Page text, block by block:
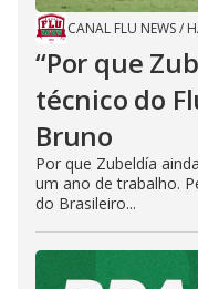
CANAL FLU NEWS/
“Por que
técnico do
Bruno
Por que Zubeldía
um ano de trabalho.
do Brasileiro...